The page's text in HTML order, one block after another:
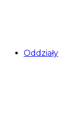
Oddziały